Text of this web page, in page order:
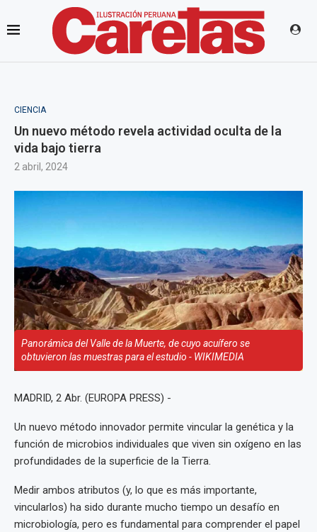
CIENCIA
Un nuevo método revela actividad oculta de la
vida bajo tierra
2 abril, 2024
Panorámica del Valle de la Muerte, de cuyo acuífero se
obtuvieron las muestras para el estudio - WIKIMEDIA
MADRID, 2 Abr. (EUROPA PRESS) -
Un nuevo método innovador permite vincular la genética y la
función de microbios individuales que viven sin oxígeno en las
profundidades de la superficie de la Tierra.
Medir ambos atributos (y, lo que es más importante,
vincularlos) ha sido durante mucho tiempo un desafío en
microbiología, pero es fundamental para comprender el papel